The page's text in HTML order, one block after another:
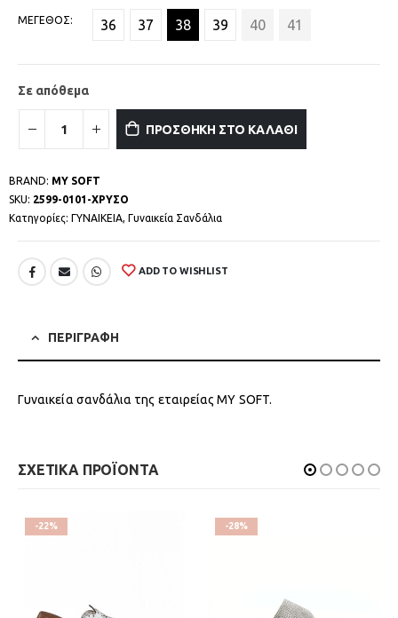
ΜΕΓΕΘΟΣ 36 37 38 39 40 41
Σε απόθεμα
ΠΡΟΣΘΗΚΗ ΣΤΟ ΚΑΛΑΘΙ
BRAND: MY SOFT
SKU: 2599-0101-ΧΡΥΣΟ
Κατηγορίες: ΓΥΝΑΙΚΕΙΑ, Γυναικεία Σανδάλια
ADD TO WISHLIST
ΠΕΡΙΓΡΑΦΗ
Γυναικεία σανδάλια της εταιρείας MY SOFT.
ΣΧΕΤΙΚΑ ΠΡΟΪΟΝΤΑ
-22% -28%